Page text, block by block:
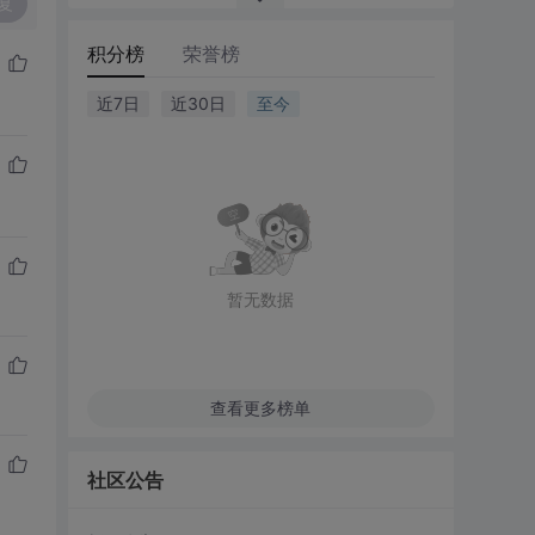
积分榜 荣誉榜
近7日 近30日 至今
暂无数据
查看更多榜单
社区公告